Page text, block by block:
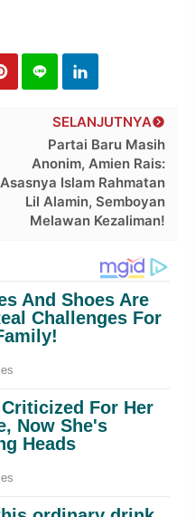
SELANJUTNYA
Partai Baru Masih
Anonim, Amien Rais:
Asasnya Islam Rahmatan
Lil Alamin, Semboyan
Melawan Kezaliman!